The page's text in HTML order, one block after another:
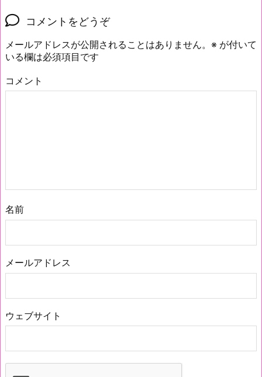
コメントをどうぞ
メールアドレスが公開されることはありません。 ※ が付いて
いる欄は必須項目です
コメント
名前
メールアドレス
ウェブサイト